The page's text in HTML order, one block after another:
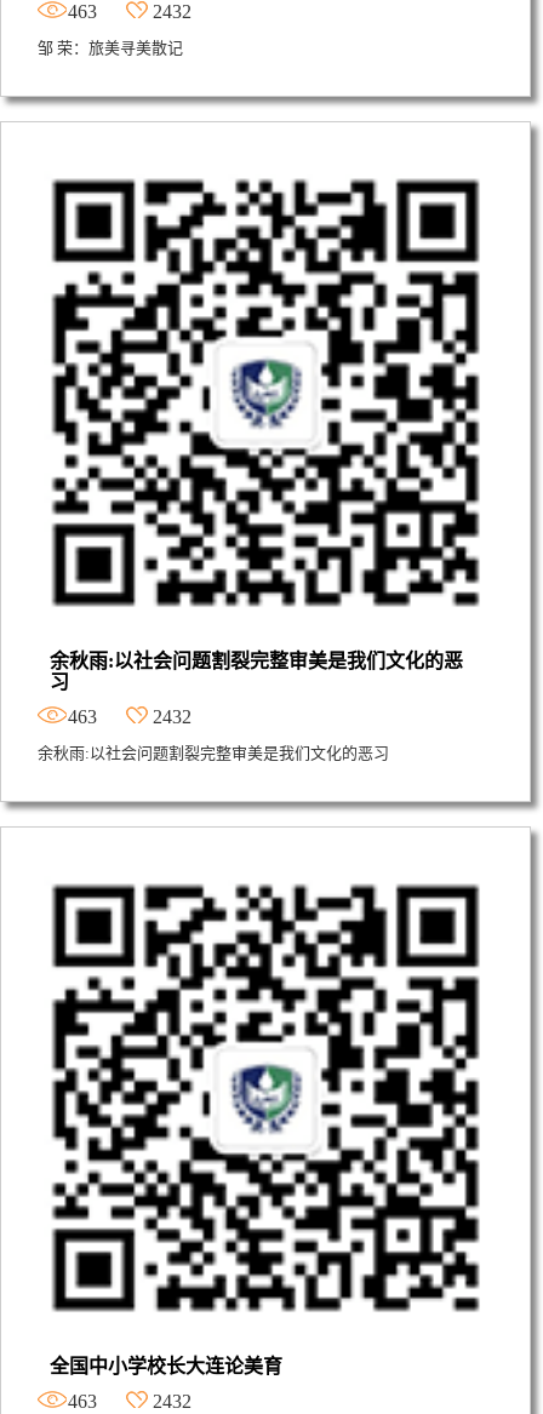
463
2432
邹 荣：旅美寻美散记
余秋雨:以社会问题割裂完整审美是我们文化的恶
习
463
2432
余秋雨:以社会问题割裂完整审美是我们文化的恶习
全国中小学校长大连论美育
463
2432